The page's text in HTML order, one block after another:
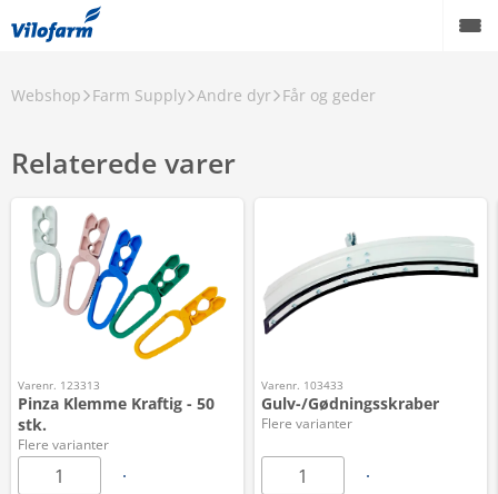
Webshop Farm Supply Andre dyr Får og geder
Relaterede varer
Varenr. 123313
Pinza Klemme Kraftig - 50
stk.
Flere varianter
Varenr. 103433
Gulv-/Gødningsskraber
Flere varianter